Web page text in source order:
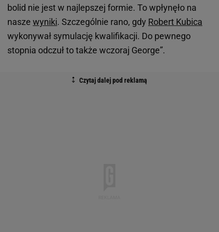
bolid nie jest w najlepszej formie. To wpłynęło na
nasze wyniki. Szczególnie rano, gdy Robert Kubica
wykonywał symulację kwalifikacji. Do pewnego
stopnia odczuł to także wczoraj George”.